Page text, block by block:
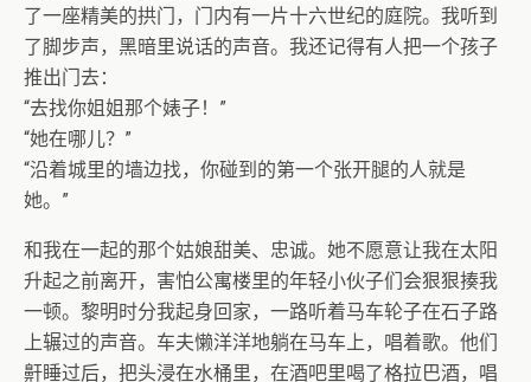
了一座精美的拱门，门内有一片十六世纪的庭院。我听到
了脚步声，黑暗里说话的声音。我还记得有人把一个孩子
推出门去：
“去找你姐姐那个婊子！”
“她在哪儿？”
“沿着城里的墙边找，你碰到的第一个张开腿的人就是
她。”
和我在一起的那个姑娘甜美、忠诚。她不愿意让我在太阳
升起之前离开，害怕公寓楼里的年轻小伙子们会狠狠揍我
一顿。黎明时分我起身回家，一路听着马车轮子在石子路
上辗过的声音。车夫懒洋洋地躺在马车上，唱着歌。他们
鼾睡过后，把头浸在水桶里，在酒吧里喝了格拉巴酒，唱